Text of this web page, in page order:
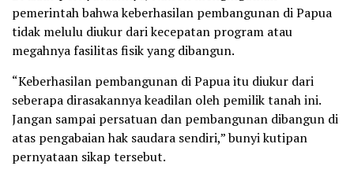
pemerintah bahwa keberhasilan pembangunan di Papua
tidak melulu diukur dari kecepatan program atau
megahnya fasilitas fisik yang dibangun.
“Keberhasilan pembangunan di Papua itu diukur dari
seberapa dirasakannya keadilan oleh pemilik tanah ini.
Jangan sampai persatuan dan pembangunan dibangun di
atas pengabaian hak saudara sendiri,” bunyi kutipan
pernyataan sikap tersebut.